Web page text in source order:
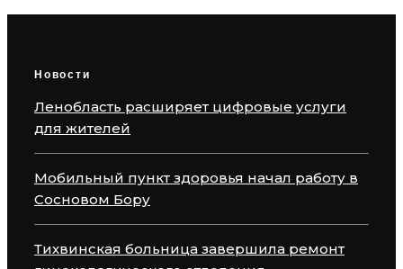
Новости
Ленобласть расширяет цифровые услуги
для жителей
Мобильный пункт здоровья начал работу в
Сосновом Бору
Тихвинская больница завершила ремонт